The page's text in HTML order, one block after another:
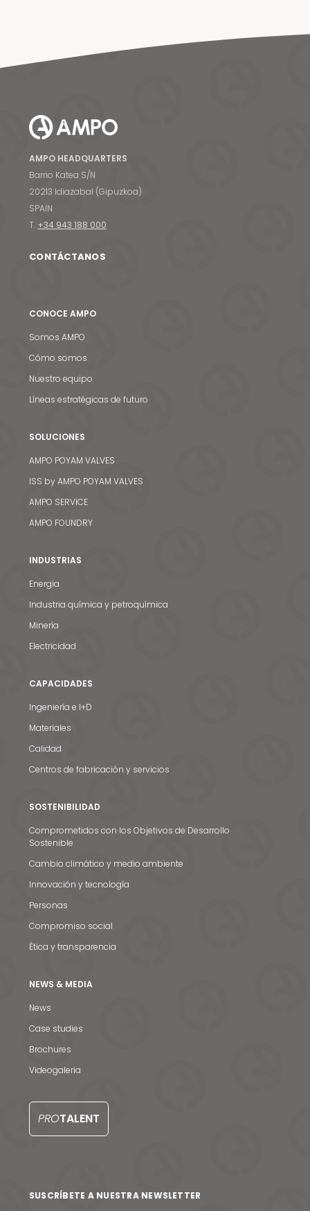
Contacto
AMPO HEADQUARTERS
Barrio Katea S/N
20213 Idiazabal (Gipuzkoa)
SPAIN
T. +34 943 188 000
CONTÁCTANOS
CONOCE AMPO
Somos AMPO
Cómo somos
Nuestro equipo
Líneas estratégicas de futuro
SOLUCIONES
AMPO POYAM VALVES
ISS by AMPO POYAM VALVES
AMPO SERVICE
AMPO FOUNDRY
INDUSTRIAS
Energia
Industria química y petroquímica
Minería
Electricidad
CAPACIDADES
Ingeniería e I+D
Materiales
Calidad
Centros de fabricación y servicios
SOSTENIBILIDAD
Comprometidos con los Objetivos de Desarrollo
Sostenible
Cambio climático y medio ambiente
Innovación y tecnología
Personas
Compromiso social
Ética y transparencia
NEWS & MEDIA
News
Case studies
Brochures
Videogaleria
PROTALENT
SUSCRÍBETE A NUESTRA NEWSLETTER